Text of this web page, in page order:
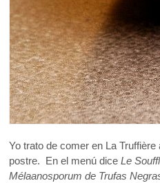
Yo trato de comer en La
postre. En el menú dice Le
Mélaanosporum de Trufas